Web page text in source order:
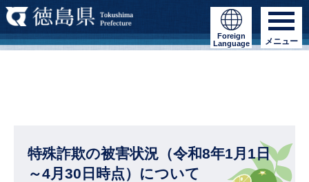
Foreign
Language
メニュー
特殊詐欺の被害状況（令和8年1月1日
～4月30日時点）について